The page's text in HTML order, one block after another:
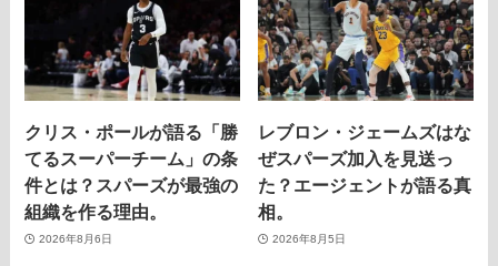
クリス・ポールが語る「勝
てるスーパーチーム」の条
件とは？スパーズが最強の
組織を作る理由。
2026年8月6日
レブロン・ジェームズはな
ぜスパーズ加入を見送っ
た？エージェントが語る真
相。
2026年8月5日